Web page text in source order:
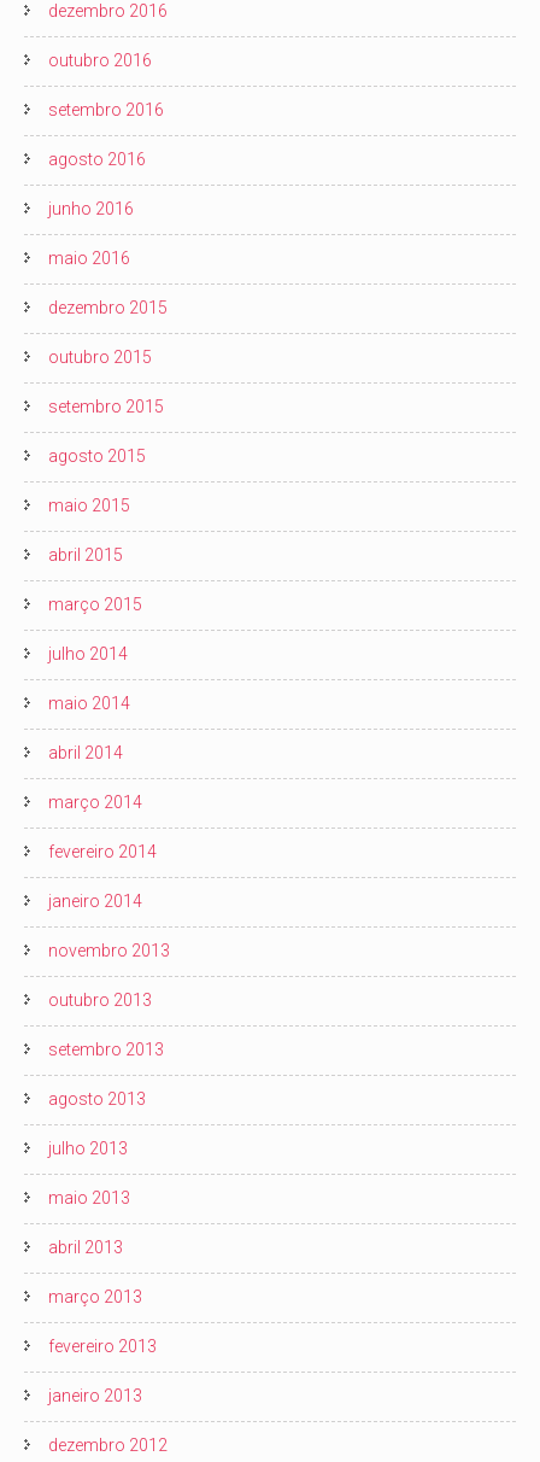
dezembro 2016
outubro 2016
setembro 2016
agosto 2016
junho 2016
maio 2016
dezembro 2015
outubro 2015
setembro 2015
agosto 2015
maio 2015
abril 2015
março 2015
julho 2014
maio 2014
abril 2014
março 2014
fevereiro 2014
janeiro 2014
novembro 2013
outubro 2013
setembro 2013
agosto 2013
julho 2013
maio 2013
abril 2013
março 2013
fevereiro 2013
janeiro 2013
dezembro 2012